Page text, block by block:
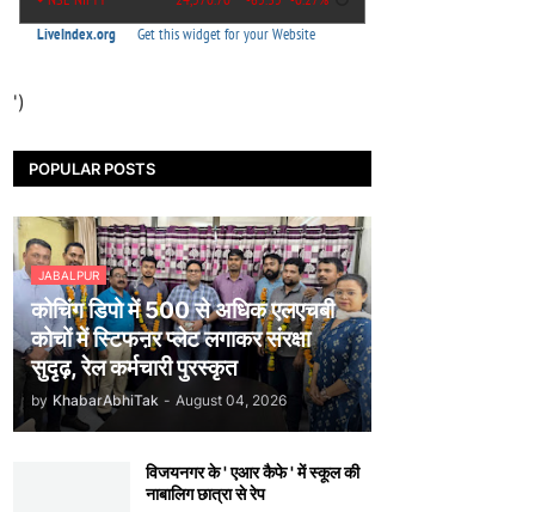
')
POPULAR POSTS
JABALPUR
कोचिंग डिपो में 500 से अधिक एलएचबी
कोचों में स्टिफऩर प्लेट लगाकर संरक्षा
सुदृढ़, रेल कर्मचारी पुरस्कृत
by KhabarAbhiTak - August 04, 2026
विजयनगर के ' एआर कैफे ' में स्कूल की
नाबालिग छात्रा से रेप